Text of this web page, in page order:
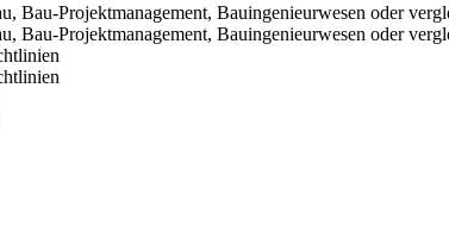
Bau-Projektmanagement, Bauingenieurwesen oder
Bau-Projektmanagement, Bauingenieurwesen oder